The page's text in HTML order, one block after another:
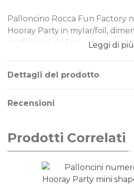
Palloncino Rocca Fun Factory
Hooray Party in mylar/foil,
confezione da 5pz.
Dimensione: 14" (35cm)
Materiale: mylar-foil
Gonfiaggio: aria o elio
realizzato in Mylar-Foil, un
duraturo nel tempo. Costruito
standard qualitativi, può essere
elio. Il palloncino non è dotato
autobloccante, si raccomanda
Leggi di più
Dettagli del prodotto
Recensioni
Prodotti Correlati